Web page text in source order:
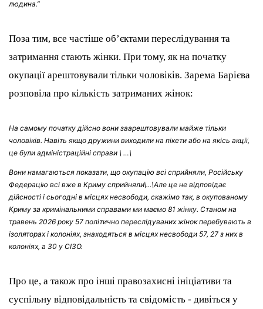
людина.”
Поза тим, все частіше об’єктами переслідування та
затримання стають жінки. При тому, як на початку
окупації арештовували тільки чоловіків. Зарема Барієва
розповіла про кількість затриманих жінок:
На самому початку дійсно вони заарештовували майже тільки
чоловіків. Навіть якщо дружини виходили на пікети або на якісь акції,
це були адміністраційні справи \ …\
Вони намагаються показати, що окупацію всі сприйняли, Російську
Федерацію всі вже в Криму сприйняли\...\Але це не відповідає
дійсності і сьогодні в місцях несвободи, скажімо так, в окупованому
Криму за кримінальними справами ми маємо 81 жінку. Станом на
травень 2026 року 57 політично переслідуваних жінок перебувають в
ізоляторах і колоніях, знаходяться в місцях несвободи 57, 27 з них в
колоніях, а 30 у СІЗО.
Про це, а також про інші правозахисні ініціативи та
суспільну відповідальність та свідомість - дивіться у